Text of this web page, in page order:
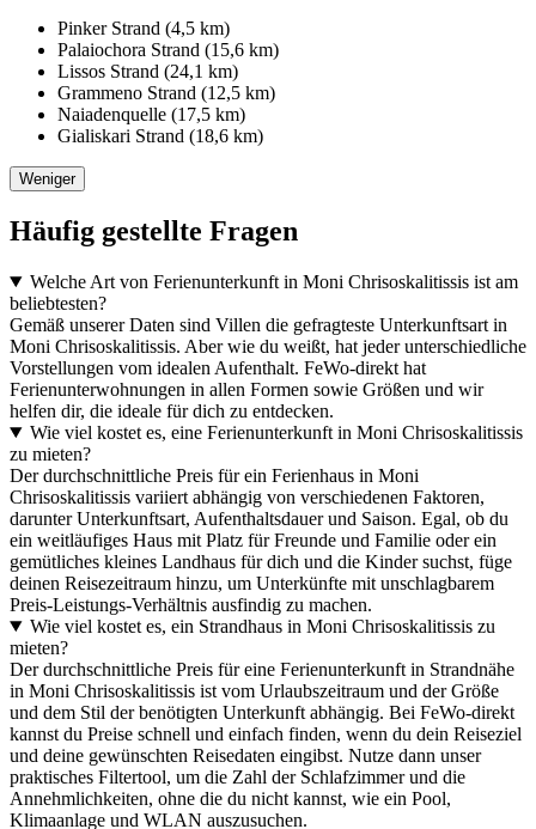
Pinker Strand (4,5 km)
Palaiochora Strand (15,6 km)
Lissos Strand (24,1 km)
Grammeno Strand (12,5 km)
Naiadenquelle (17,5 km)
Gialiskari Strand (18,6 km)
Weniger
Häufig gestellte Fragen
Welche Art von Ferienunterkunft in Moni Chrisoskalitissis ist am
beliebtesten?
Gemäß unserer Daten sind Villen die gefragteste Unterkunftsart in
Moni Chrisoskalitissis. Aber wie du weißt, hat jeder unterschiedliche
Vorstellungen vom idealen Aufenthalt. FeWo-direkt hat
Ferienunterwohnungen in allen Formen sowie Größen und wir
helfen dir, die ideale für dich zu entdecken.
Wie viel kostet es, eine Ferienunterkunft in Moni Chrisoskalitissis
zu mieten?
Der durchschnittliche Preis für ein Ferienhaus in Moni
Chrisoskalitissis variiert abhängig von verschiedenen Faktoren,
darunter Unterkunftsart, Aufenthaltsdauer und Saison. Egal, ob du
ein weitläufiges Haus mit Platz für Freunde und Familie oder ein
gemütliches kleines Landhaus für dich und die Kinder suchst, füge
deinen Reisezeitraum hinzu, um Unterkünfte mit unschlagbarem
Preis-Leistungs-Verhältnis ausfindig zu machen.
Wie viel kostet es, ein Strandhaus in Moni Chrisoskalitissis zu
mieten?
Der durchschnittliche Preis für eine Ferienunterkunft in Strandnähe
in Moni Chrisoskalitissis ist vom Urlaubszeitraum und der Größe
und dem Stil der benötigten Unterkunft abhängig. Bei FeWo-direkt
kannst du Preise schnell und einfach finden, wenn du dein Reiseziel
und deine gewünschten Reisedaten eingibst. Nutze dann unser
praktisches Filtertool, um die Zahl der Schlafzimmer und die
Annehmlichkeiten, ohne die du nicht kannst, wie ein Pool,
Klimaanlage und WLAN auszusuchen.